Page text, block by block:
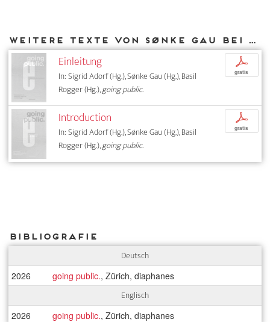
Weitere Texte von Sønke Gau bei DIAPHANES
Einleitung
In: Sigrid Adorf (Hg.), Sønke Gau (Hg.), Basil
Rogger (Hg.),going public.
p
gratis
Introduction
In: Sigrid Adorf (Hg.), Sønke Gau (Hg.), Basil
Rogger (Hg.),going public.
p
gratis
Bibliografie
Deutsch
2026 going public., Zürich, diaphanes
Englisch
2026 going public., Zürich, diaphanes